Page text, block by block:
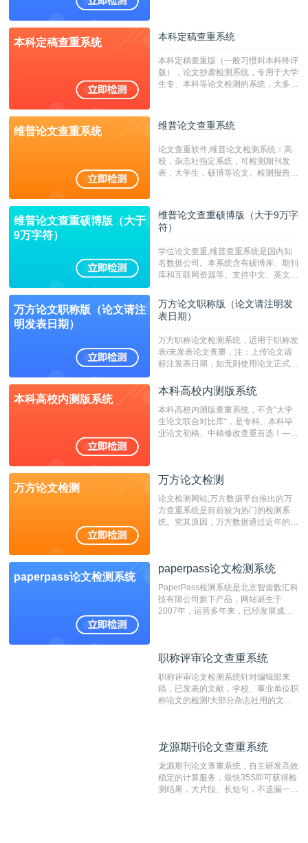
校用来检测硕博论文的系统，检测范围
广，数据来源真实，检测算法合理!本
字符数30万）
本科定稿查重系统 本科定稿查重系统
本科定稿查重版（一般习惯叫本科终评
版），论文抄袭检测系统，专用于大学
生专、本科等论文检测的系统，大多数
维普论文查重系统 维普论文查重系统
论文查重软件,维普论文检测系统：高
校，杂志社指定系统，可检测期刊发
表，大学生，硕博等论文。检测报告支
维普论文查重硕博版（大于
9万字符）
维普论文查重硕博版（大于9万字
符）
学位论文查重,维普查重系统是国内知
名数据公司。本系统含有硕博库、期刊
库和互联网资源等。支持中文、英文、
定院校！！！
万方论文职称版（论文请注
明发表日期）
万方论文职称版（论文请注明发
表日期）
万方职称论文检测系统，适用于职称发
表/未发表论文查重，注：上传论文请
标注发表日期，如无则使用论文正式发
成时间作为发表日期。
本科高校内测版系统
本科高校内测版系统
本科高校内测版查重系统，不含”大学
生论文联合对比库“，是专科、本科毕
业论文初稿、中稿修改查重首选！——
万方论文检测
万方论文检测
论文检测网站,万方数据平台推出的万
方查重系统是目前较为热门的检测系
统。究其原因，万方数据通过近年的发
非。其次，相对于知网而言，万方检测
重的推荐系统。
paperpass论文检测系统
paperpass论文检测系统
PaperPass检测系统是北京智齿数汇科
技有限公司旗下产品，网站诞生于
2007年，运营多年来，已经发展成为
检测速度快、精度高，市场反映良好。
职称评审论文查重系统
职称评审论文检测系统针对编辑部来
稿，已发表的文献，学校、事业单位职
称论文的检测!大部分杂志社用的文献
编辑部检测来稿和已发表的文献,检测
测时注意填写第一作者,才能排除已发
表文献复制比。（限制字符数1万）
龙源期刊论文查重系统
龙源期刊论文查重系统，自主研发高效
稳定的计算服务，最快35S即可获得检
测结果，大片段、长短句，不遗漏一处